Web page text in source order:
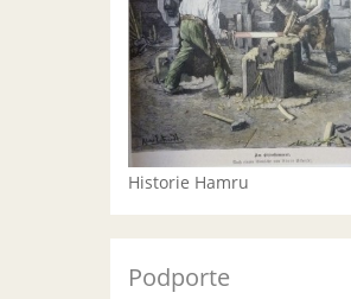
Historie Hamru
Podporte